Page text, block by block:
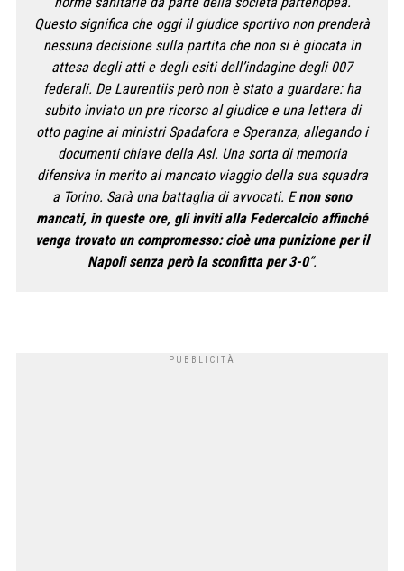
Questo significa che oggi il giudice sportivo non prenderà
nessuna decisione sulla partita che non si è giocata in
attesa degli atti e degli esiti dell’indagine degli 007
federali. De Laurentiis però non è stato a guardare: ha
subito inviato un pre ricorso al giudice e una lettera di
otto pagine ai ministri Spadafora e Speranza, allegando i
documenti chiave della Asl. Una sorta di memoria
difensiva in merito al mancato viaggio della sua squadra
a Torino. Sarà una battaglia di avvocati. Enon sono
mancati, in queste ore, gli inviti alla Federcalcio affinché
venga trovato un compromesso: cioè una punizione per il
Napoli senza però la sconfitta per 3-0“.